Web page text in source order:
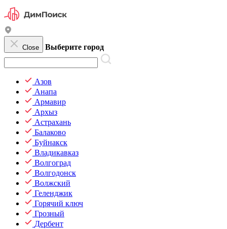
Close Выберите город
Азов
Анапа
Армавир
Архыз
Астрахань
Балаково
Буйнакск
Владикавказ
Волгоград
Волгодонск
Волжский
Геленджик
Горячий ключ
Грозный
Дербент